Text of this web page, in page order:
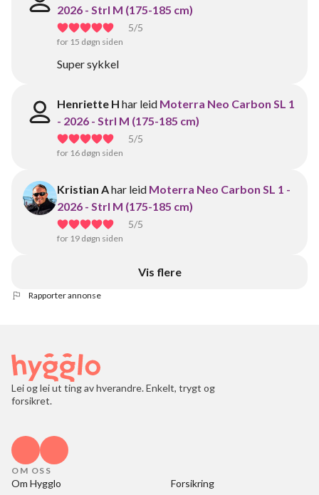
2026 - Strl M (175-185 cm)
5/5
for 15 døgn siden
Super sykkel
Henriette H har leid Moterra Neo Carbon SL 1
- 2026 - Strl M (175-185 cm)
5/5
for 16 døgn siden
Kristian Ahar leid Moterra Neo Carbon SL 1 -
2026 - Strl M (175-185 cm)
5/5
for 19 døgn siden
Vis flere
Rapporter annonse
Lei og lei ut ting av hverandre. Enkelt, trygt og
forsikret.
OM OSS
Om Hygglo Forsikring